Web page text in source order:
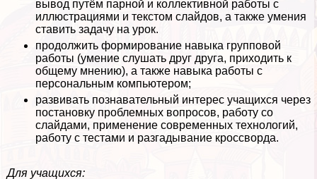
вывод путём парной и коллективной работы с
иллюстрациями и текстом слайдов, а также умения
ставить задачу на урок.
продолжить формирование навыка групповой
работы (умение слушать друг друга, приходить к
общему мнению), а также навыка работы с
персональным компьютером;
развивать познавательный интерес учащихся через
постановку проблемных вопросов, работу со
слайдами, применение современных технологий,
работу с тестами и разгадывание кроссворда.
Для учащихся: